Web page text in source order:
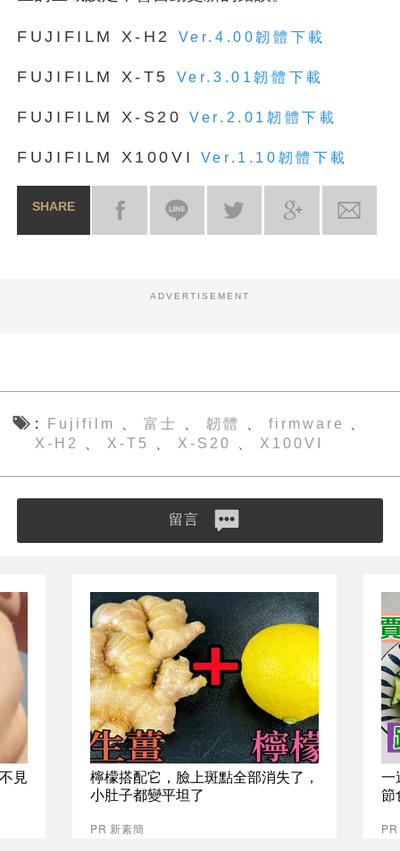
FUJIFILM X-H2 Ver.4.00韌體下載
FUJIFILM X-T5 Ver.3.01韌體下載
FUJIFILM X-S20Ver.2.01韌體下載
FUJIFILM X100VI Ver.1.10韌體下載
SHARE
ADVERTISEMENT
Fujifilm 富士 韌體 firmware
X-H2 X-T5 X-S20 X100VI
留言
見
檸檬搭配它，臉上斑點全部消失了，
小肚子都變平坦了
PR 新素簡
一
節